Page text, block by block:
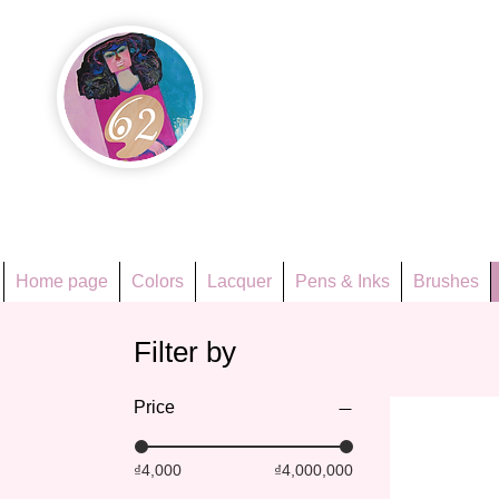
Home page Colors Lacquer Pens & Inks Brushes
Filter by
Price
₫4,000 ₫4,000,000